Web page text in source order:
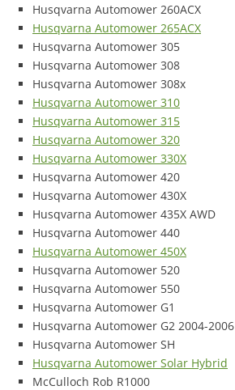
Husqvarna Automower 260ACX
Husqvarna Automower 265ACX
Husqvarna Automower 305
Husqvarna Automower 308
Husqvarna Automower 308x
Husqvarna Automower 310
Husqvarna Automower 315
Husqvarna Automower 320
Husqvarna Automower 330X
Husqvarna Automower 420
Husqvarna Automower 430X
Husqvarna Automower 435X AWD
Husqvarna Automower 440
Husqvarna Automower 450X
Husqvarna Automower 520
Husqvarna Automower 550
Husqvarna Automower G1
Husqvarna Automower G2 2004-2006
Husqvarna Automower SH
Husqvarna Automower Solar Hybrid
McCulloch Rob R1000